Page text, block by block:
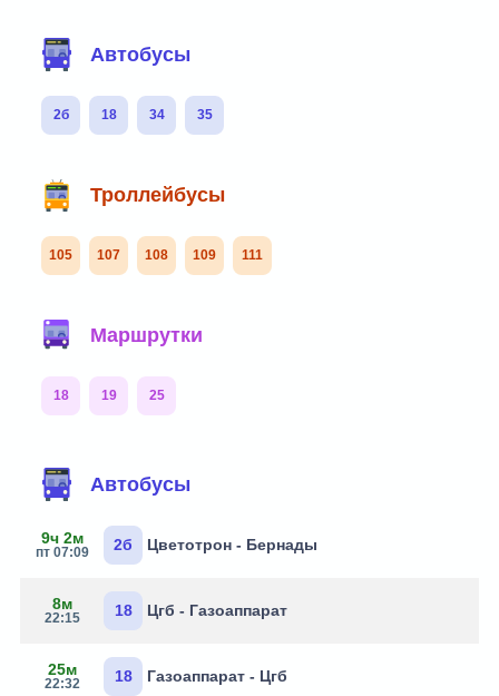
Автобусы
2б 18 34 35
Троллейбусы
105 107 108 109 111
Маршрутки
18 19 25
Автобусы
9ч 2м
пт 07:09 2б Цветотрон - Бернады
8м
22:15 18 Цгб - Газоаппарат
25м
22:32 18 Газоаппарат - Цгб